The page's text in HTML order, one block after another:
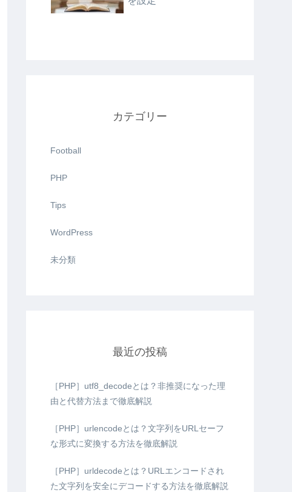
カテゴリー
Football
PHP
Tips
WordPress
未分類
最近の投稿
［PHP］utf8_decodeとは？非推奨になった理
由と代替方法まで徹底解説
［PHP］urlencodeとは？文字列をURLセーフ
な形式に変換する方法を徹底解説
［PHP］urldecodeとは？URLエンコードされ
た文字列を安全にデコードする方法を徹底解説